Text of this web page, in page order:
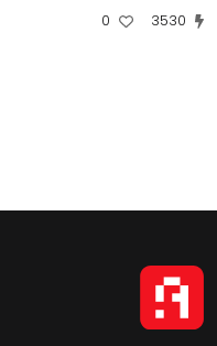
3530
0